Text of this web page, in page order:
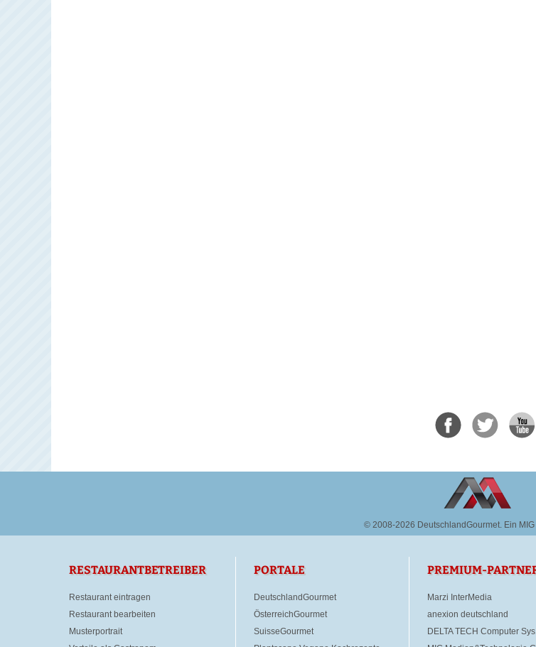
© 2008-2026 DeutschlandGourmet. Ein
RESTAURANTBETREIBER
Restaurant eintragen
Restaurant bearbeiten
Musterportrait
PORTALE
DeutschlandGourmet
ÖsterreichGourmet
SuisseGourmet
PREMIUM-
Marzi InterMedia
anexion deutschland
DELTA TECH Computer